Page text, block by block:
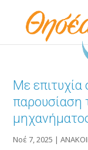
Με
παρουσίαση
Νοέ 7, 2025 |